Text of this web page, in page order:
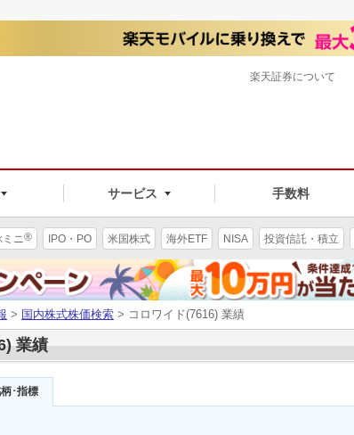
サービス 手数料
楽天証券について
ニ® IPO・PO 米国株式 海外ETF NISA 投資信託・積立
> 国内株式株価検索 > コロワイド(7616) 業績
業績
･指標